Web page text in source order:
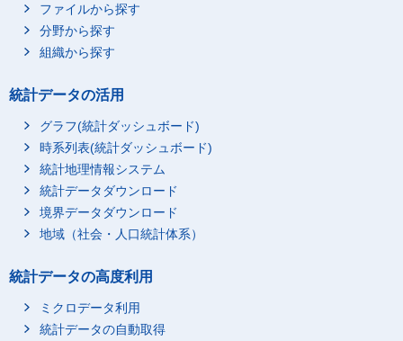
ファイルから探す
分野から探す
組織から探す
統計データの活用
グラフ(統計ダッシュボード)
時系列表(統計ダッシュボード)
統計地理情報システム
統計データダウンロード
境界データダウンロード
地域（社会・人口統計体系）
統計データの高度利用
ミクロデータ利用
統計データの自動取得